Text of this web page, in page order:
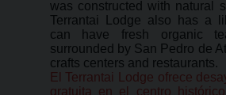
was constructed with natural
Terrantai Lodge also has a
can have fresh organic
surrounded by San Pedro de
crafts centers and restaurants.
El Terrantai Lodge ofrece
gratuita en el centro